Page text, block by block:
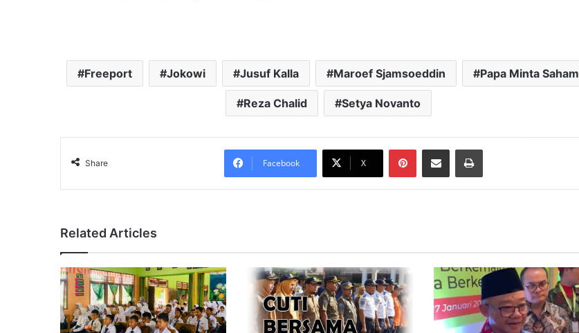
Freeport Jokowi Jusuf Kalla Maroef Sjamsoeddin Papa Minta Saham
Reza Chalid Setya Novanto
Share Facebook X
PinterestShare via Email Print
Related Articles